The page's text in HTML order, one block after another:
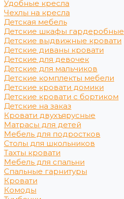
Удобные кресла
Чехлы на кресла
Детская мебель
Детские шкафы гардеробные
Детские выдвижные кровати
Детские диваны кровати
Детские для девочек
Детские для мальчиков
Детские комплекты мебели
Детские кровати домики
Детские кровати с бортиком
Детские на заказ
Кровати двухъярусные
Матрасы для детей
Мебель для подростков
Столы для школьников
Тахты кровати
Мебель для спальни
Спальные гарнитуры
Кровати
Комоды